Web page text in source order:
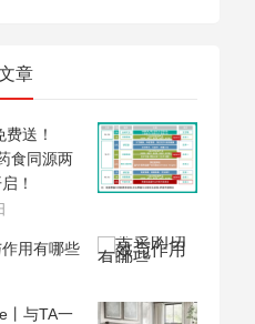
章
送！
食同源两
！
用有哪些
丨与TA一